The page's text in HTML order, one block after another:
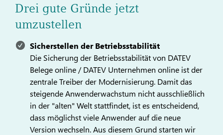
Drei gute Gründe jetzt
umzustellen
Sicherstellen der Betriebsstabilität
Die Sicherung der Betriebsstabilität von DATEV
Belege online / DATEV Unternehmen online ist der
zentrale Treiber der Modernisierung. Damit das
steigende Anwenderwachstum nicht ausschließlich
in der "alten" Welt stattfindet, ist es entscheidend,
dass möglichst viele Anwender auf die neue
Version wechseln. Aus diesem Grund starten wir